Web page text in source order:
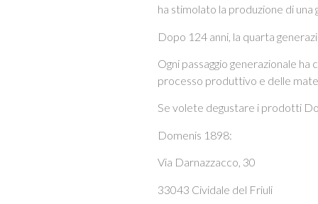
ha stimolato la produzione di una
Dopo 124 anni, la quarta
Ogni passaggio generazionale
processo produttivo e delle
Se volete degustare i prodotti
Domenis 1898:
Via Darnazzacco, 30
33043 Cividale del Friuli